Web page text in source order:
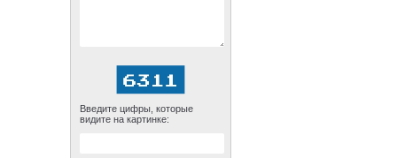
Введите цифры, которые
видите на картинке: